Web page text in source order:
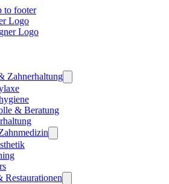
to footer
Zahnerhaltung
& Beratung
Restaurationen